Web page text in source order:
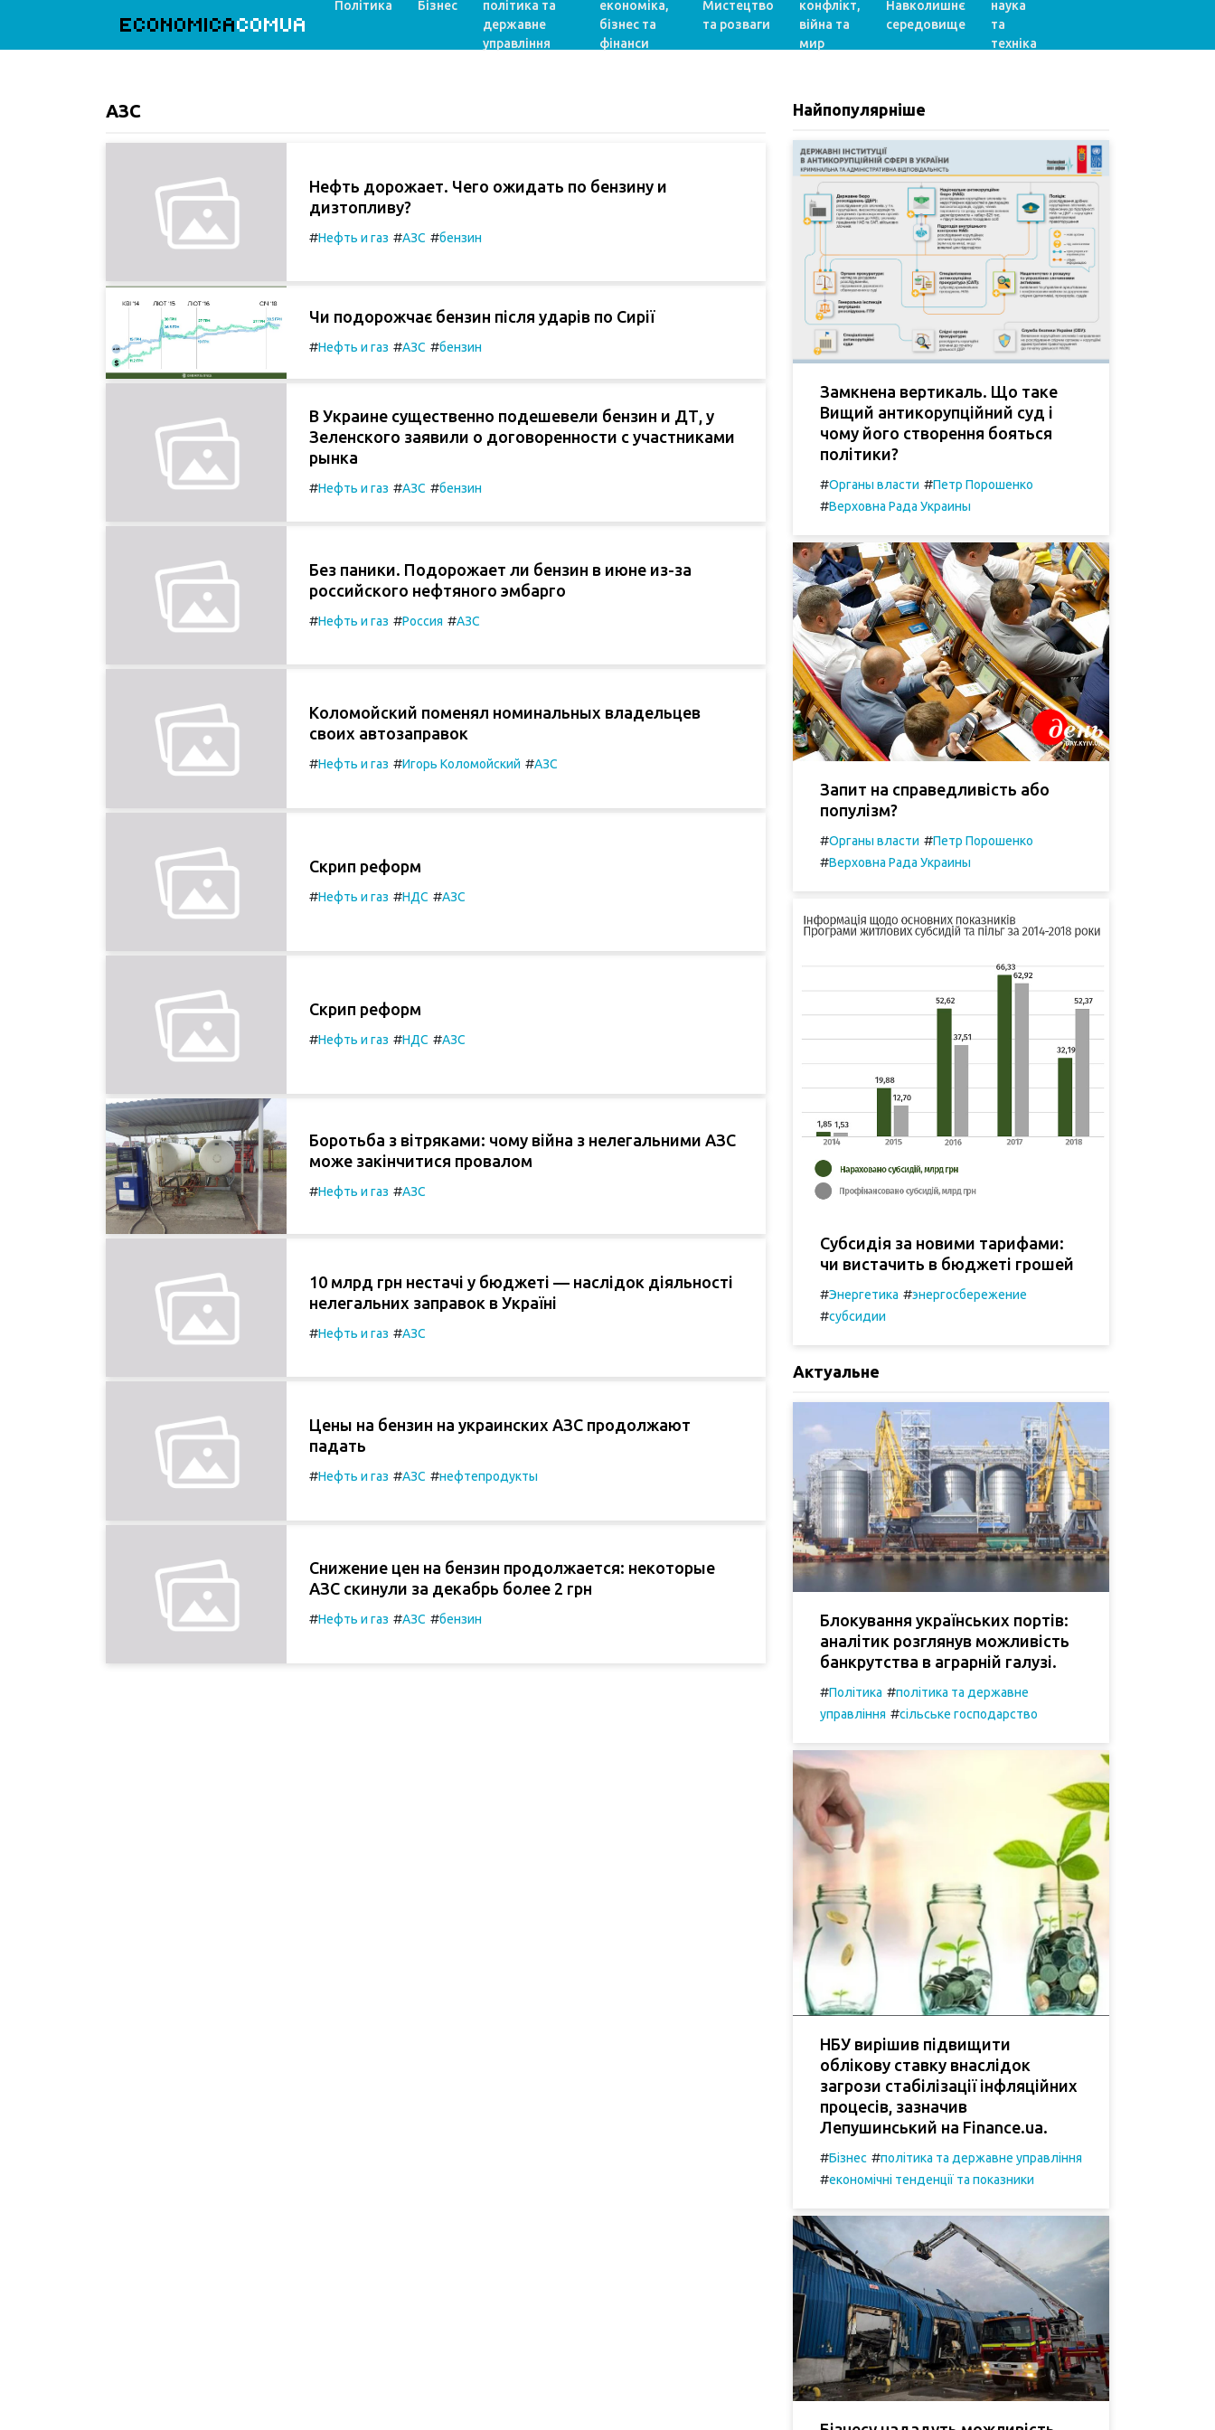
ECONOMICACOMUA
Політика Бізнес
політика та
державне
управління
економіка,
бізнес та
фінанси
Мистецтво
та розваги
конфлікт,
війна та
мир
Навколишнє
середовище
наука
та
техніка
АЗС
Нефть дорожает. Чего ожидать по бензину и
дизтопливу?
#Нефть и газ #АЗС #бензин
Чи подорожчає бензин після ударів по Сирії
#Нефть и газ #АЗС #бензин
В Украине существенно подешевели бензин и ДТ, у
Зеленского заявили о договоренности с участниками
рынка
#Нефть и газ #АЗС #бензин
Без паники. Подорожает ли бензин в июне из-за
российского нефтяного эмбарго
#Нефть и газ #Россия #АЗС
Коломойский поменял номинальных владельцев
своих автозаправок
#Нефть и газ #Игорь Коломойский #АЗС
Скрип реформ
#Нефть и газ #НДС #АЗС
Скрип реформ
#Нефть и газ #НДС #АЗС
Боротьба з вітряками: чому війна з нелегальними АЗС
може закінчитися провалом
#Нефть и газ #АЗС
10 млрд грн нестачі у бюджеті — наслідок діяльності
нелегальних заправок в Україні
#Нефть и газ #АЗС
Цены на бензин на украинских АЗС продолжают
падать
#Нефть и газ #АЗС #нефтепродукты
Снижение цен на бензин продолжается: некоторые
АЗС скинули за декабрь более 2 грн
#Нефть и газ #АЗС #бензин
Найпопулярніше
Замкнена вертикаль. Що таке
Вищий антикорупційний суд і
чому його створення бояться
політики?
#Органы власти #Петр Порошенко
#Верховна Рада Украины
Запит на справедливість або
популізм?
#Органы власти #Петр Порошенко
#Верховна Рада Украины
Субсидія за новими тарифами:
чи вистачить в бюджеті грошей
#Энергетика #энергосбережение
#субсидии
Актуальне
Блокування українських портів:
аналітик розглянув можливість
банкрутства в аграрній галузі.
#Політика #політика та державне
управління #сільське господарство
НБУ вирішив підвищити
облікову ставку внаслідок
загрози стабілізації інфляційних
процесів, зазначив
Лепушинський на Finance.ua.
#Бізнес #політика та державне управління
#економічні тенденції та показники